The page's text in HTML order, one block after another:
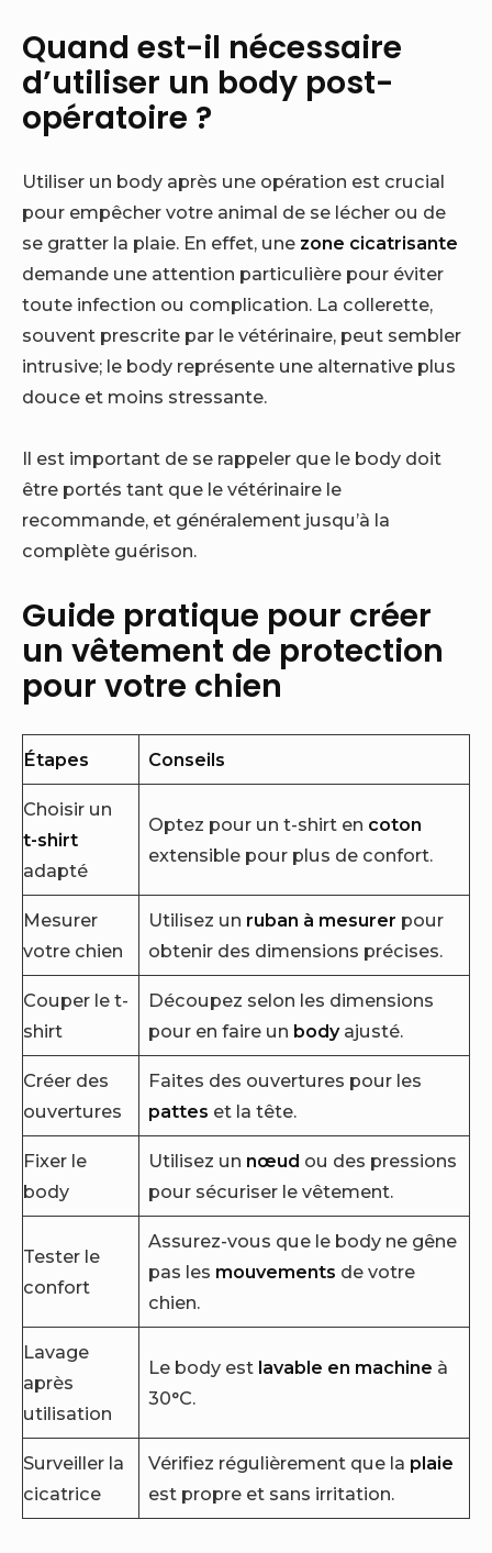
Quand est-il nécessaire
d’utiliser un body post-
opératoire ?
Utiliser un body après une opération est crucial
pour empêcher votre animal de se lécher ou de
se gratter la plaie. En effet, une zone cicatrisante
demande une attention particulière pour éviter
toute infection ou complication. La collerette,
souvent prescrite par le vétérinaire, peut sembler
intrusive; le body représente une alternative plus
douce et moins stressante.
Il est important de se rappeler que le body doit
être portés tant que le vétérinaire le
recommande, et généralement jusqu’à la
complète guérison.
Guide pratique pour créer
un vêtement de protection
pour votre chien
Étapes Conseils
Choisir un
t-shirt
adapté
Optez pour un t-shirt en coton
extensible pour plus de confort.
Mesurer
votre chien
Utilisez un ruban à mesurer pour
obtenir des dimensions précises.
Couper le t-
shirt
Découpez selon les dimensions
pour en faire un bodyajusté.
Créer des
ouvertures
Faites des ouvertures pour les
pattes et la tête.
Fixer le
body
Utilisez un nœud ou des pressions
pour sécuriser le vêtement.
Tester le
confort
Assurez-vous que le body ne gêne
pas les mouvements de votre
chien.
Lavage
après
utilisation
Le body est lavable en machine à
30°C.
Surveiller la
cicatrice
Vérifiez régulièrement que la plaie
est propre et sans irritation.